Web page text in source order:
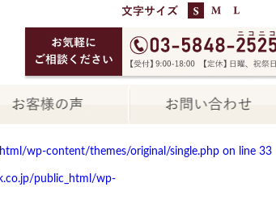
wp-content/themes/original/single.php on line 33
public_html/wp-